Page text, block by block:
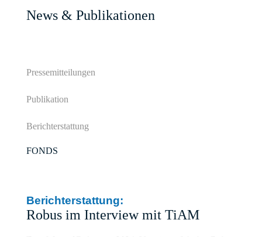
News & Publikationen
Pressemitteilungen
Publikation
Berichterstattung
FONDS
Berichterstattung:
Robus im Interview mit TiAM